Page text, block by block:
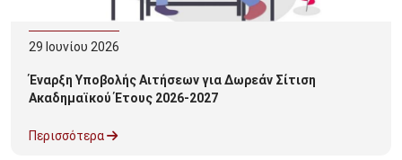
29 Ιουνίου 2026
Έναρξη Υποβολής Αιτήσεων για Δωρεάν Σίτιση
Ακαδημαϊκού Έτους 2026-2027
Περισσότερα